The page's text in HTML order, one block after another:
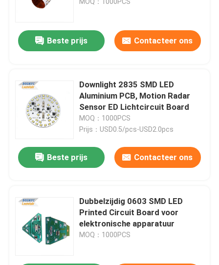
Beste prijs Contacteer ons
Downlight 2835 SMD LED
Aluminium PCB, Motion Radar
Sensor ED Lichtcircuit Board
MOQ：1000PCS
Prijs：USD0.5/pcs-USD2.0pcs
Beste prijs Contacteer ons
Dubbelzijdig 0603 SMD LED
Printed Circuit Board voor
elektronische apparatuur
MOQ：1000PCS